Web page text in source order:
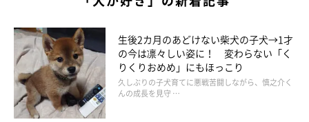
夫婦喧嘩をしたときは……
生後2カ月のあどけない柴犬の子犬→1才
の今は凛々しい姿に！ 変わらない「く
りくりおめめ」にもほっこり
久しぶりの子犬育てに悪戦苦闘しながら、慎之介く
んの成長を見守 …